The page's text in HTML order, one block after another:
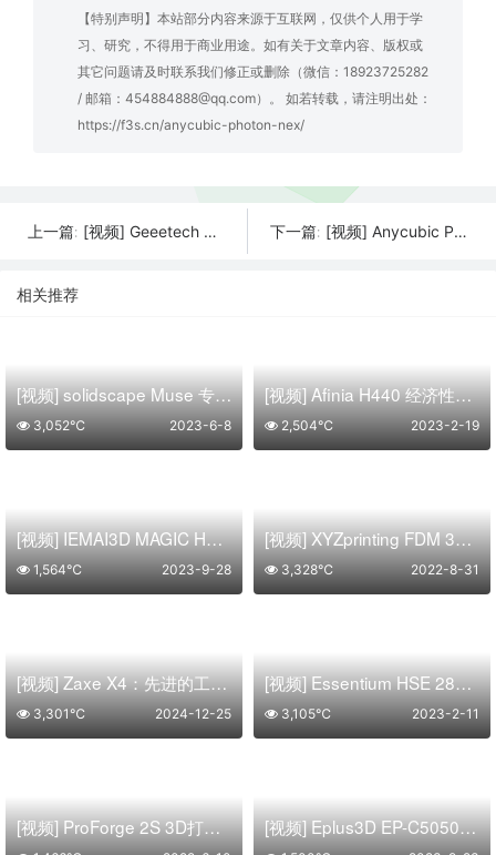
【特别声明】本站部分内容来源于互联网，仅供个人用于学
习、研究，不得用于商业用途。如有关于文章内容、版权或
其它问题请及时联系我们修正或删除（微信：18923725282
/ 邮箱：454884888@qq.com）。 如若转载，请注明出处：
https://f3s.cn/anycubic-photon-nex/
上一篇: [视频] Geeetech THUNDER：300mm/s高速 3D 打印机 下一篇: [视频] Anycubic Photon D2：采用 DLP® 技术实现高精度和优质体验
相关推荐
[视频] solidscape Muse 专为珠宝商推出的小型且价格合理的珠宝蜡3D打印机
2023-6-8
3,052℃
[视频] Afinia H440 经济性、可靠性和易用性堪称极致的MEM 3D打印机
2023-2-19
2,504℃
[视频] IEMAI3D MAGIC HT PRO高温PEEK 3D打印机 配备独立升降液冷双挤出机
2023-9-28
1,564℃
[视频] XYZprinting FDM 3D打印机 da Vinci Pro EVO_JP 版
2022-8-31
3,328℃
[视频] Zaxe X4：先进的工业3D打印解决方案
2024-12-25
3,301℃
[视频] Essentium HSE 280i HT 第一款真正双独立挤出的工业级高速3D打印机
2023-2-11
3,105℃
[视频] ProForge 2S 3D打印机: 双切换挤出机 [视频] Eplus3D EP-C5050砂型蜡型3D打印机